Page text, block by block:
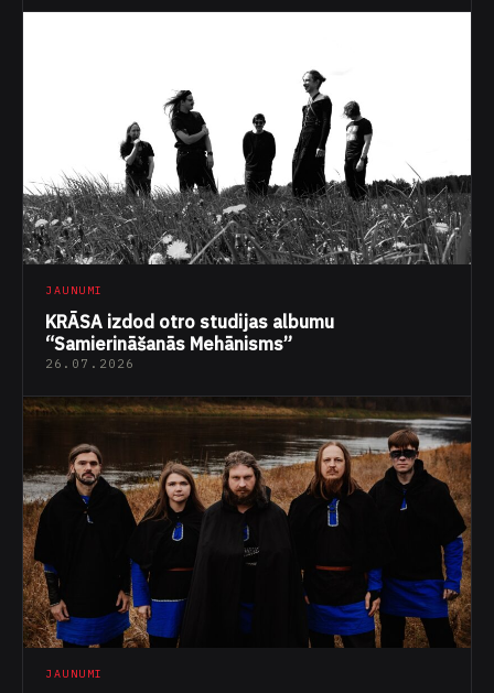
JAUNUMI
KRĀSA izdod otro studijas albumu
“Samierināšanās Mehānisms”
26.07.2026
JAUNUMI